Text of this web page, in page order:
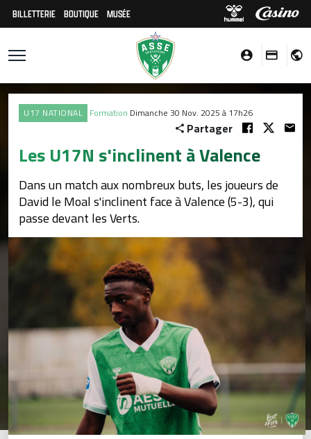
BILLETTERIE BOUTIQUE MUSÉE
U17 NATIONAL Formation Dimanche 30 Nov. 2025 à 17h26
Partager
Les U17N s'inclinent à Valence
Dans un match aux nombreux buts, les joueurs de
David le Moal s'inclinent face à Valence (5-3), qui
passe devant les Verts.